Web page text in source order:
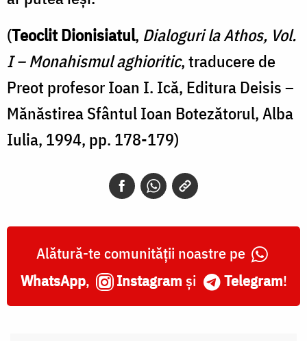
(Teoclit Dionisiatul, Dialoguri la Athos, Vol.
I – Monahismul aghioritic, traducere de
Preot profesor Ioan I. Ică, Editura Deisis –
Mănăstirea Sfântul Ioan Botezătorul, Alba
Iulia, 1994, pp. 178-179)
Alătură-te comunității noastre pe
WhatsApp, Instagram și Telegram!